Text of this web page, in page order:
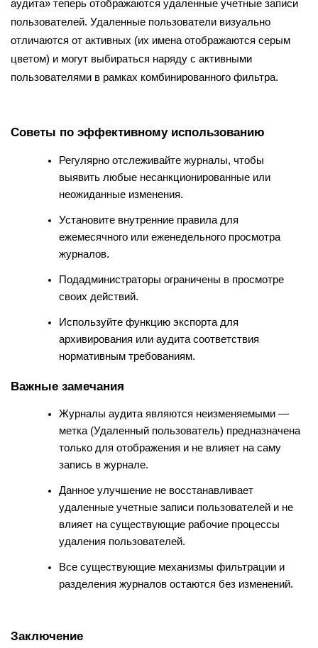
аудита» теперь отображаются удаленные учетные записи
пользователей. Удаленные пользователи визуально
отличаются от активных (их имена отображаются серым
цветом) и могут выбираться наряду с активными
пользователями в рамках комбинированного фильтра.
Советы по эффективному использованию
Регулярно отслеживайте журналы, чтобы
выявить любые несанкционированные или
неожиданные изменения.
Установите внутренние правила для
ежемесячного или еженедельного просмотра
журналов.
Подадминистраторы ограничены в просмотре
своих действий.
Используйте функцию экспорта для
архивирования или аудита соответствия
нормативным требованиям.
Важные замечания
Журналы аудита являются неизменяемыми —
метка (Удаленный пользователь) предназначена
только для отображения и не влияет на саму
запись в журнале.
Данное улучшение не восстанавливает
удаленные учетные записи пользователей и не
влияет на существующие рабочие процессы
удаления пользователей.
Все существующие механизмы фильтрации и
разделения журналов остаются без изменений.
Заключение